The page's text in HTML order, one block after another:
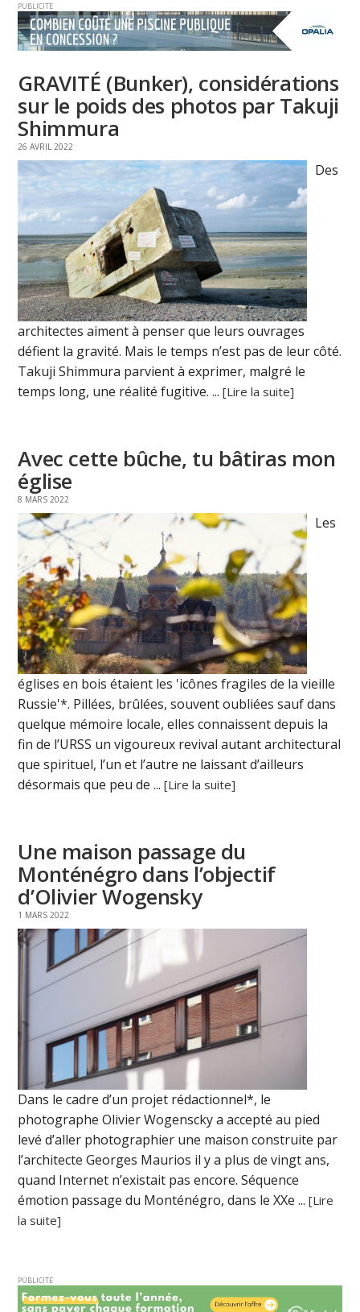
PUBLICITE
GRAVITÉ (Bunker), considérations
sur le poids des photos par Takuji
Shimmura
26 AVRIL 2022
Des
architectes aiment à penser que leurs ouvrages
défient la gravité. Mais le temps n’est pas de leur côté.
Takuji Shimmura parvient à exprimer, malgré le
temps long, une réalité fugitive. ...[Lire la suite]
Avec cette bûche, tu bâtiras mon
église
8 MARS 2022
Les
églises en bois étaient les 'icônes fragiles de la vieille
Russie'*. Pillées, brûlées, souvent oubliées sauf dans
quelque mémoire locale, elles connaissent depuis la
fin de l’URSS un vigoureux revival autant architectural
que spirituel, l’un et l’autre ne laissant d’ailleurs
désormais que peu de ...[Lire la suite]
Une maison passage du
Monténégro dans l’objectif
d’Olivier Wogensky
1 MARS 2022
Dans le cadre d’un projet rédactionnel*, le
photographe Olivier Wogenscky a accepté au pied
levé d’aller photographier une maison construite par
l’architecte Georges Maurios il y a plus de vingt ans,
quand Internet n’existait pas encore. Séquence
émotion passage du Monténégro, dans le XXe ...[Lire
la suite]
PUBLICITE